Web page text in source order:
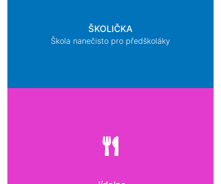
ŠKOLIČKA
Škola nanečisto pro předškoláky